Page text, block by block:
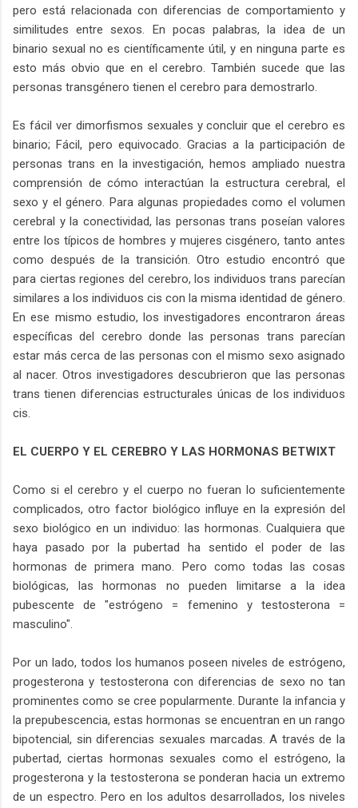
pero está relacionada con diferencias de comportamiento y
similitudes entre sexos. En pocas palabras, la idea de un
binario sexual no es científicamente útil, y en ninguna parte es
esto más obvio que en el cerebro. También sucede que las
personas transgénero tienen el cerebro para demostrarlo.
Es fácil ver dimorfismos sexuales y concluir que el cerebro es
binario; Fácil, pero equivocado. Gracias a la participación de
personas trans en la investigación, hemos ampliado nuestra
comprensión de cómo interactúan la estructura cerebral, el
sexo y el género. Para algunas propiedades como el volumen
cerebral y la conectividad, las personas trans poseían valores
entre los típicos de hombres y mujeres cisgénero, tanto antes
como después de la transición. Otro estudio encontró que
para ciertas regiones del cerebro, los individuos trans parecían
similares a los individuos cis con la misma identidad de género.
En ese mismo estudio, los investigadores encontraron áreas
específicas del cerebro donde las personas trans parecían
estar más cerca de las personas con el mismo sexo asignado
al nacer. Otros investigadores descubrieron que las personas
trans tienen diferencias estructurales únicas de los individuos
cis.
EL CUERPO Y EL CEREBRO Y LAS HORMONAS BETWIXT
Como si el cerebro y el cuerpo no fueran lo suficientemente
complicados, otro factor biológico influye en la expresión del
sexo biológico en un individuo: las hormonas. Cualquiera que
haya pasado por la pubertad ha sentido el poder de las
hormonas de primera mano. Pero como todas las cosas
biológicas, las hormonas no pueden limitarse a la idea
pubescente de "estrógeno = femenino y testosterona =
masculino".
Por un lado, todos los humanos poseen niveles de estrógeno,
progesterona y testosterona con diferencias de sexo no tan
prominentes como se cree popularmente. Durante la infancia y
la prepubescencia, estas hormonas se encuentran en un rango
bipotencial, sin diferencias sexuales marcadas. A través de la
pubertad, ciertas hormonas sexuales como el estrógeno, la
progesterona y la testosterona se ponderan hacia un extremo
de un espectro. Pero en los adultos desarrollados, los niveles